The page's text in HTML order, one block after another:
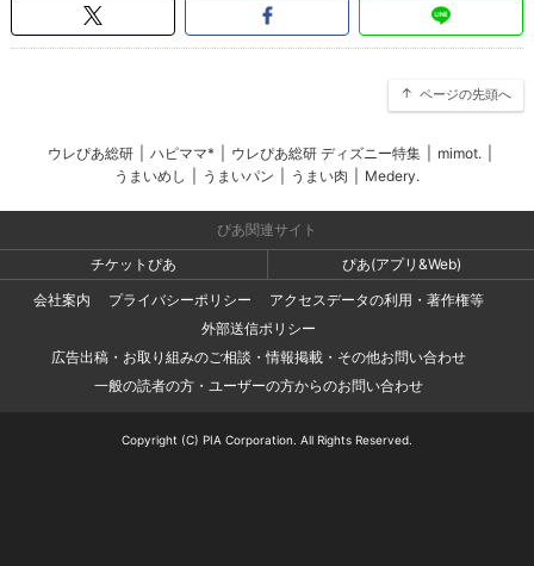
ページの先頭へ
ウレぴあ総研 ハピママ* ウレぴあ総研 ディズニー特集 mimot.
うまいめし
うまいパン うまい肉 Medery.
ぴあ関連サイト
チケットぴあ
ぴあ(アプリ&Web)
会社案内
プライバシーポリシー
アクセスデータの利用・著作権等
外部送信ポリシー
広告出稿・お取り組みのご相談・情報掲載・その他お問い合わせ
一般の読者の方・ユーザーの方からのお問い合わせ
Copyright (C) PIA Corporation. All Rights Reserved.